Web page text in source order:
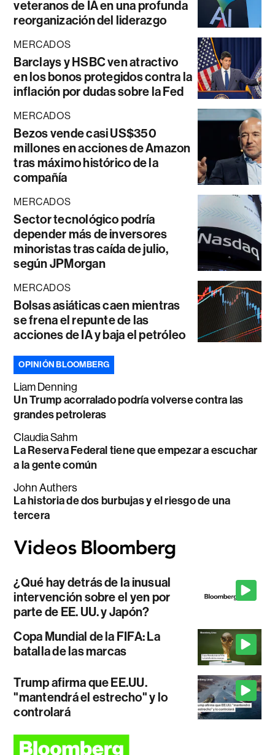
veteranos de IA en una profunda
reorganización del liderazgo
MERCADOS
Barclays y HSBC ven atractivo
en los bonos protegidos contra la
inflación por dudas sobre la Fed
MERCADOS
Bezos vende casi US$350
millones en acciones de Amazon
tras máximo histórico de la
compañía
MERCADOS
Sector tecnológico podría
depender más de inversores
minoristas tras caída de julio,
según JPMorgan
MERCADOS
Bolsas asiáticas caen mientras
se frena el repunte de las
acciones de IA y baja el petróleo
OPINIÓN BLOOMBERG
Liam Denning
Un Trump acorralado podría volverse contra las
grandes petroleras
Claudia Sahm
La Reserva Federal tiene que empezar a escuchar
a la gente común
John Authers
La historia de dos burbujas y el riesgo de una
tercera
¿Qué hay detrás de la inusual
intervención sobre el yen por
parte de EE. UU. y Japón?
Copa Mundial de la FIFA: La
batalla de las marcas
Trump afirma que EE.UU.
"mantendrá el estrecho" y lo
controlará